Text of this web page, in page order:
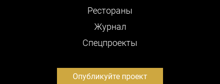
Рестораны
Журнал
Cпецпроекты
Опубликуйте проект